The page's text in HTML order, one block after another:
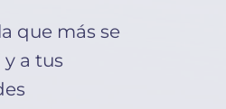
que más se
a tus